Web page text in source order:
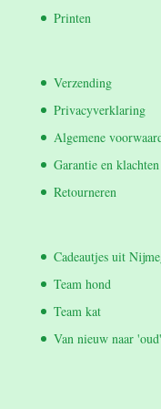
Printen
Verzending
Privacyverklaring
Algemene
Garantie en klachten
Retourneren
Cadeautjes uit
Team hond
Team kat
Van nieuw naar 'oud'